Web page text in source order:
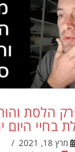
הלסת
בחיי היום
מרץ 18, 2021